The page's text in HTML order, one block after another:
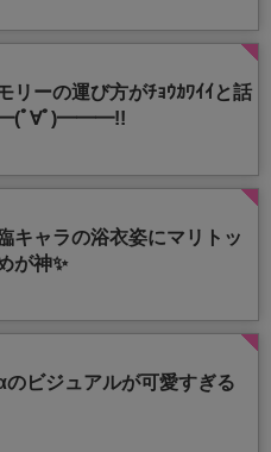
リーの運び方がﾁｮｳｶﾜｲｲと話
ﾟ∀ﾟ)━━━!!
キャラの浴衣姿にマリトッ
が神✨
のビジュアルが可愛すぎる